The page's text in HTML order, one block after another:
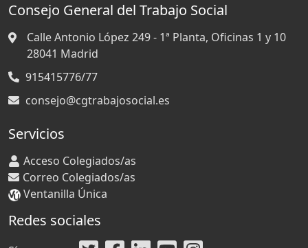
Consejo General del Trabajo Social
Calle Antonio López 249 - 1ª Planta, Oficinas 1 y 10
28041 Madrid
915415776/77
consejo@cgtrabajosocial.es
Servicios
Acceso Colegiados/as
Correo Colegiados/as
Ventanilla Única
Redes sociales